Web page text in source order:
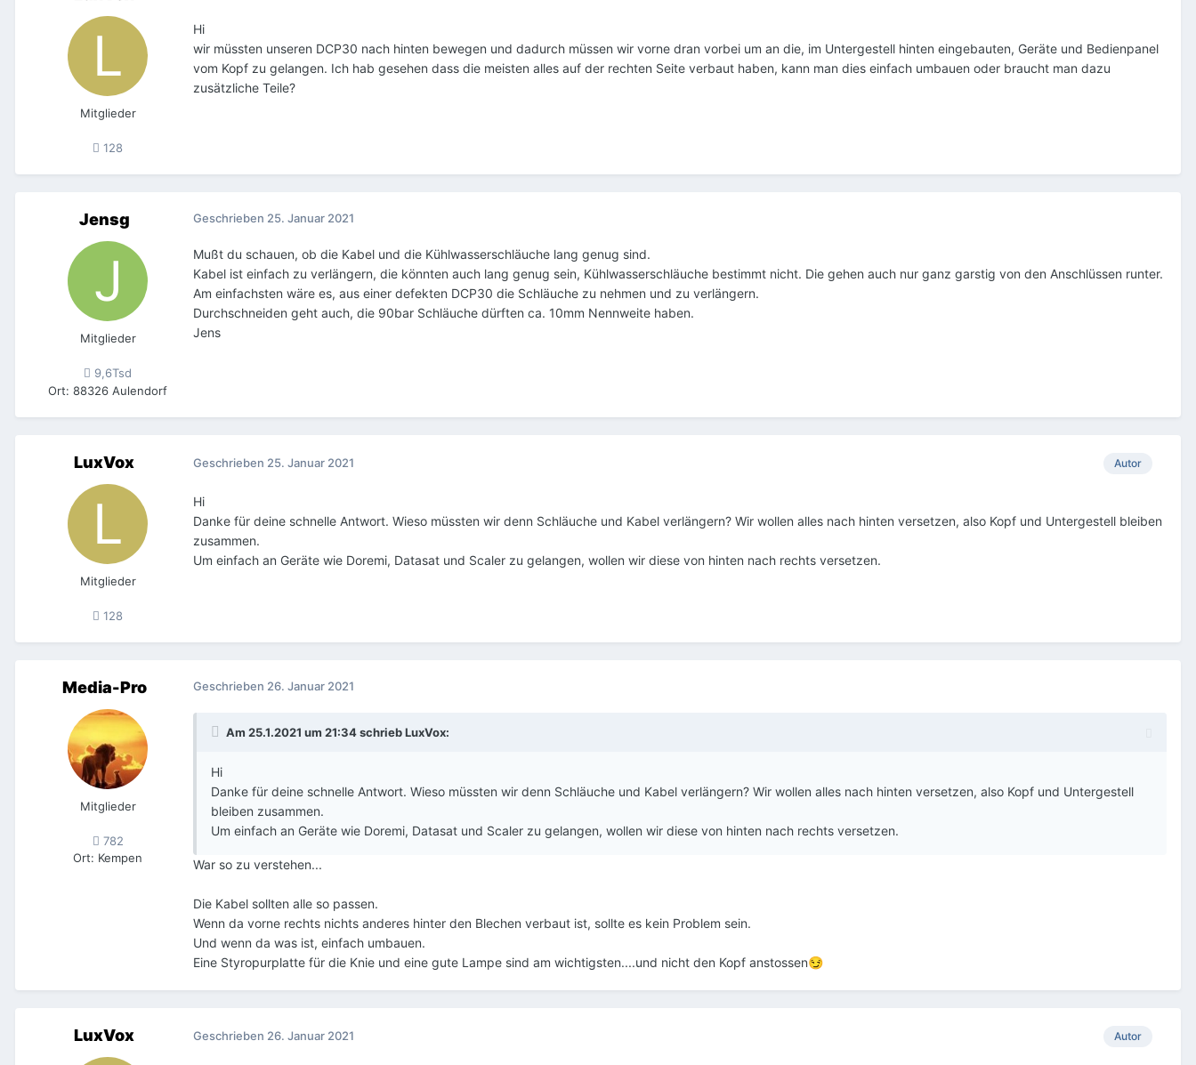
Mitglieder
128
Hi
wir müssten unseren DCP30 nach hinten bewegen und dadurch müssen wir vorne dran vorbei um an die, im Untergestell hinten eingebauten, Geräte und Bedienpanel
vom Kopf zu gelangen. Ich hab gesehen dass die meisten alles auf der rechten Seite verbaut haben, kann man dies einfach umbauen oder braucht man dazu
zusätzliche Teile?
Jensg
Mitglieder
9,6Tsd
Ort: 88326 Aulendorf
Geschrieben 25. Januar 2021
Mußt du schauen, ob die Kabel und die Kühlwasserschläuche lang genug sind.
Kabel ist einfach zu verlängern, die könnten auch lang genug sein, Kühlwasserschläuche bestimmt nicht. Die gehen auch nur ganz garstig von den Anschlüssen runter.
Am einfachsten wäre es, aus einer defekten DCP30 die Schläuche zu nehmen und zu verlängern.
Durchschneiden geht auch, die 90bar Schläuche dürften ca. 10mm Nennweite haben.
Jens
LuxVox
Mitglieder
128
Autor
Geschrieben 25. Januar 2021
Hi
Danke für deine schnelle Antwort. Wieso müssten wir denn Schläuche und Kabel verlängern? Wir wollen alles nach hinten versetzen, also Kopf und Untergestell bleiben
zusammen.
Um einfach an Geräte wie Doremi, Datasat und Scaler zu gelangen, wollen wir diese von hinten nach rechts versetzen.
Media-Pro
Mitglieder
782
Ort: Kempen
Geschrieben 26. Januar 2021
Am 25.1.2021 um 21:34 schriebLuxVox:
Hi
Danke für deine schnelle Antwort. Wieso müssten wir denn Schläuche und Kabel verlängern? Wir wollen alles nach hinten versetzen, also Kopf und Untergestell
bleiben zusammen.
Um einfach an Geräte wie Doremi, Datasat und Scaler zu gelangen, wollen wir diese von hinten nach rechts versetzen.
War so zu verstehen...
Die Kabel sollten alle so passen.
Wenn da vorne rechts nichts anderes hinter den Blechen verbaut ist, sollte es kein Problem sein.
Und wenn da was ist, einfach umbauen.
Eine Styropurplatte für die Knie und eine gute Lampe sind am wichtigsten....und nicht den Kopf anstossen😏
LuxVox Autor
Geschrieben 26. Januar 2021